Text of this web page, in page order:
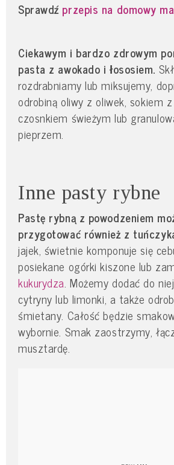
Sprawdź przepis na domowy
Ciekawym i bardzo zdrowym
pasta z awokado i łososiem.
rozdrabniamy lub miksujemy,
odrobiną oliwy z oliwek, sokiem
czosnkiem świeżym lub
pieprzem.
Inne pasty rybne
Pastę rybną z powodzeniem
przygotować również z
jajek, świetnie komponuje się
posiekane ogórki kiszone lub
kukurydza. Możemy dodać do
cytryny lub limonki, a także
śmietany. Całość będzie
wybornie. Smak zaostrzymy,
musztardę.